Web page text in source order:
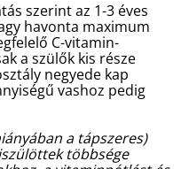
szerint az 1-3 éves
havonta maximum
C-vitamin-
a szülők kis része
negyede kap
vashoz pedig
a tápszeres)
többsége